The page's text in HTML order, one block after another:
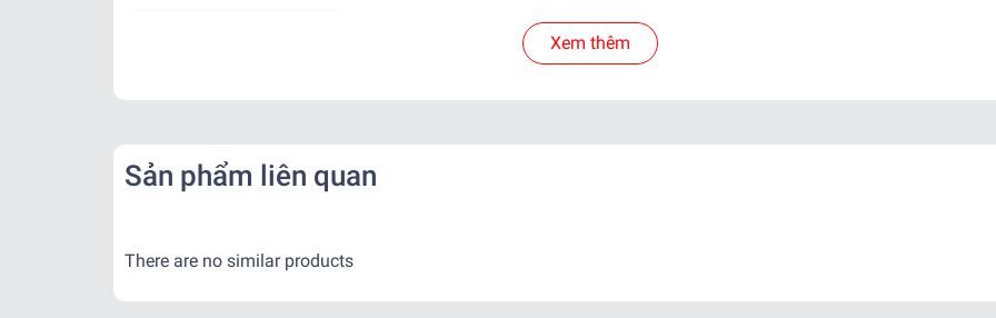
Ngoài ra khi mua hàng, trại còn BẢO HÀNH CÁ SỐNG đến tay khách hàng
Khi nhận hàng vui lòng quay video kiểm tra thùng cá để shop xử lý nếu có hư hao.
Kể từ khi đơn hàng đã bàn giao cho đơn vị vận chuyển.
- Nội thành: + Hỏa Tốc: 1-2 tiếng ( Tính theo phí grab )
- Tỉnh Miền Bắc: + 2 - 3 ngày
Xem thêm
Sản phẩm liên quan
There are no similar products